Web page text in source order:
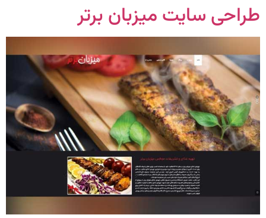
طراحی سایت میزبان برتر